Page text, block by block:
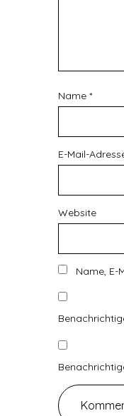
Name *
E-Mail-
Website
Name, E-